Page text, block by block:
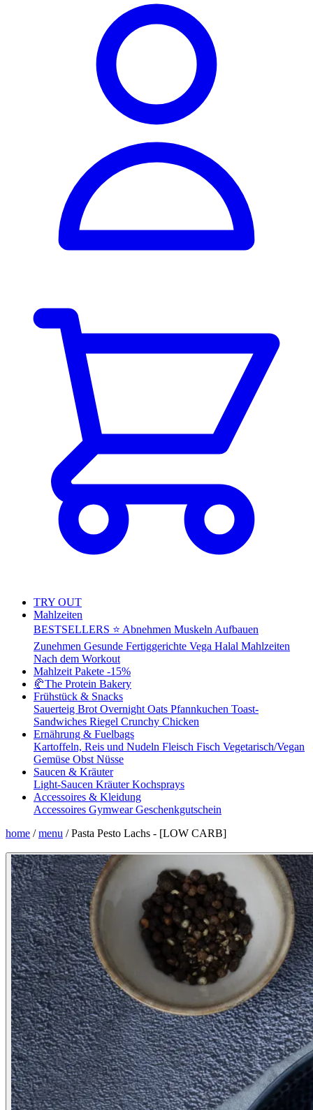
TRY OUT
Mahlzeiten
BESTSELLERS ⭐ Abnehmen Muskeln Aufbauen
Zunehmen Gesunde Fertiggerichte Vega Halal Mahlzeiten
Nach dem Workout
Mahlzeit Pakete -15%
🥐The Protein Bakery
Frühstück & Snacks
Sauerteig Brot Overnight Oats Pfannkuchen Toast-
Sandwiches Riegel Crunchy Chicken
Ernährung & Fuelbags
Kartoffeln, Reis und Nudeln Fleisch Fisch Vegetarisch/Vegan
Gemüse Obst Nüsse
Saucen & Kräuter
Light-Saucen KräuterKochsprays
Accessoires & Kleidung
Accessoires GymwearGeschenkgutschein
home / menu / Pasta Pesto Lachs - [LOW CARB]